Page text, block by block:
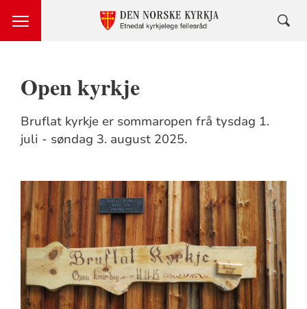
Open kyrkje
Bruflat kyrkje er sommaropen frå tysdag 1.
juli - søndag 3. august 2025.